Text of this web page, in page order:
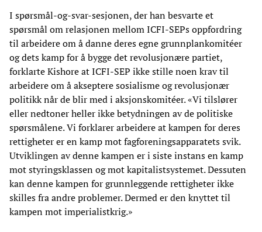
I spørsmål-og-svar-sesjonen, der han besvarte et
spørsmål om relasjonen mellom ICFI-SEPs oppfordring
til arbeidere om å danne deres egne grunnplankomitéer
og dets kamp for å bygge det revolusjonære partiet,
forklarte Kishore at ICFI-SEP ikke stille noen krav til
arbeidere om å akseptere sosialisme og revolusjonær
politikk når de blir med i aksjonskomitéer. «Vi tilslører
eller nedtoner heller ikke betydningen av de politiske
spørsmålene. Vi forklarer arbeidere at kampen for deres
rettigheter er en kamp mot fagforeningsapparatets svik.
Utviklingen av denne kampen er i siste instans en kamp
mot styringsklassen og mot kapitalistsystemet. Dessuten
kan denne kampen for grunnleggende rettigheter ikke
skilles fra andre problemer. Dermed er den knyttet til
kampen mot imperialistkrig.»